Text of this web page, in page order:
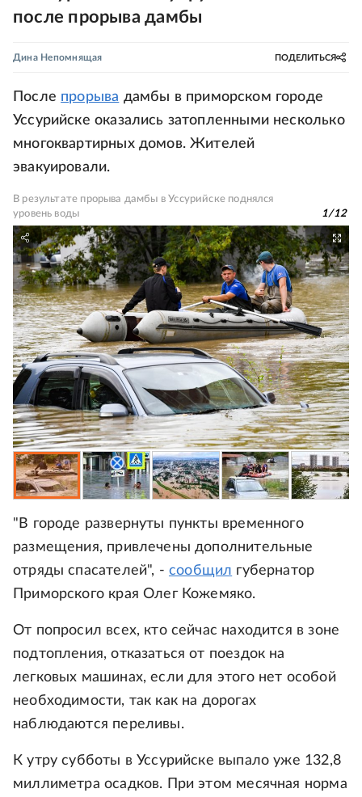
после прорыва дамбы
Дина Непомнящая ПОДЕЛИТЬСЯ
После прорыва дамбы в приморском городе
Уссурийске оказались затопленными несколько
многоквартирных домов. Жителей
эвакуировали.
В результате прорыва дамбы в Уссурийске поднялся
уровень воды
1/12
"В городе развернуты пункты временного
размещения, привлечены дополнительные
отряды спасателей", - сообщил губернатор
Приморского края Олег Кожемяко.
От попросил всех, кто сейчас находится в зоне
подтопления, отказаться от поездок на
легковых машинах, если для этого нет особой
необходимости, так как на дорогах
наблюдаются переливы.
К утру субботы в Уссурийске выпало уже 132,8
миллиметра осадков. При этом месячная норма